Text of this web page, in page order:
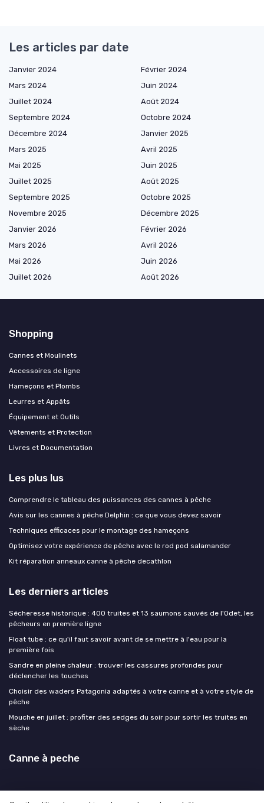
Les articles par date
Janvier 2024
Février 2024
Mars 2024
Juin 2024
Juillet 2024
Août 2024
Septembre 2024
Octobre 2024
Décembre 2024
Janvier 2025
Mars 2025
Avril 2025
Mai 2025
Juin 2025
Juillet 2025
Août 2025
Septembre 2025
Octobre 2025
Novembre 2025
Décembre 2025
Janvier 2026
Février 2026
Mars 2026
Avril 2026
Mai 2026
Juin 2026
Juillet 2026
Août 2026
Shopping
Cannes et Moulinets
Accessoires de ligne
Hameçons et Plombs
Leurres et Appâts
Équipement et Outils
Vêtements et Protection
Livres et Documentation
Les plus lus
Comprendre le tableau des puissances des cannes à pêche
Avis sur les cannes à pêche Delphin : ce que vous devez savoir
Techniques efficaces pour le montage des hameçons
Optimisez votre expérience de pêche avec le rod pod salamander
Kit réparation anneaux canne à pêche decathlon
Les derniers articles
Sécheresse historique : 400 truites et 13 saumons sauvés de l'Odet, les
pêcheurs en première ligne
Float tube : ce qu'il faut savoir avant de se mettre à l'eau pour la
première fois
Sandre en pleine chaleur : trouver les cassures profondes pour
déclencher les touches
Choisir des waders Patagonia adaptés à votre canne et à votre style de
pêche
Mouche en juillet : profiter des sedges du soir pour sortir les truites en
sèche
Canne à peche